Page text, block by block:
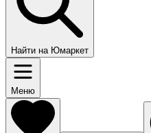
Найти на Юмаркет
Меню